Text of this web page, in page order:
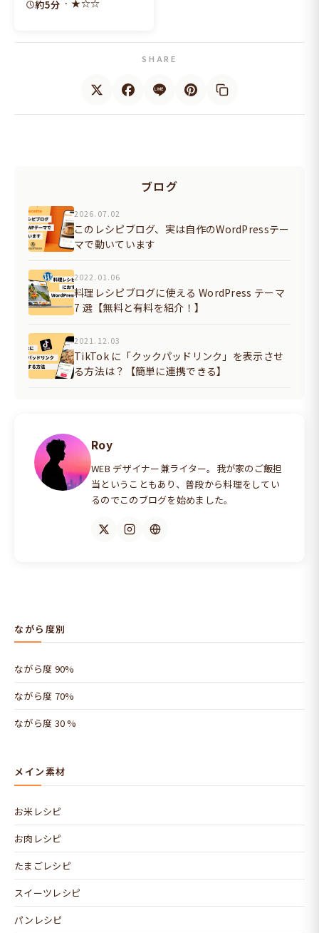
約5分 · ★☆☆
SHARE
ブログ
2026.07.02
このレシピブログ、実は自作のWordPressテー
マで動いています
2022.01.06
料理レシピブログに使える WordPress テーマ
7 選【無料と有料を紹介！】
2021.12.03
TikTok に「クックパッドリンク」を表示させ
る方法は？【簡単に連携できる】
Roy
WEB デザイナー兼ライター。我が家のご飯担
当ということもあり、普段から料理をしてい
るのでこのブログを始めました。
ながら度別
ながら度 90%
ながら度 70%
ながら度 30 %
メイン素材
お米レシピ
お肉レシピ
たまごレシピ
スイーツレシピ
パンレシピ